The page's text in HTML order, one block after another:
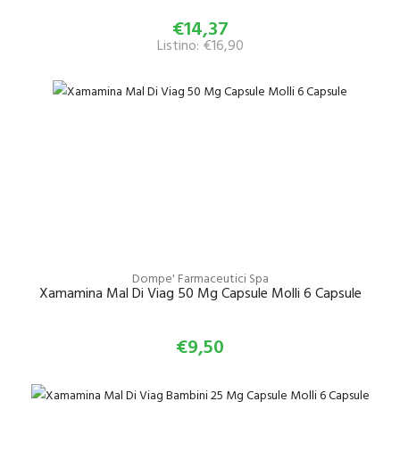
€14,37
Listino: €16,90
Dompe' Farmaceutici Spa
Xamamina Mal Di Viag 50 Mg Capsule Molli 6 Capsule
€9,50